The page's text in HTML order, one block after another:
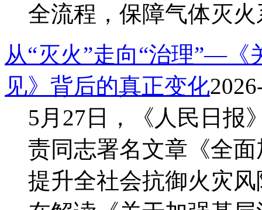
全流程，保障气体灭火
从“灭火”走向“治理”—《
见》背后的真正变化
5月27日，《人民日报
责同志署名文章《全
提升全社会抗御火灾